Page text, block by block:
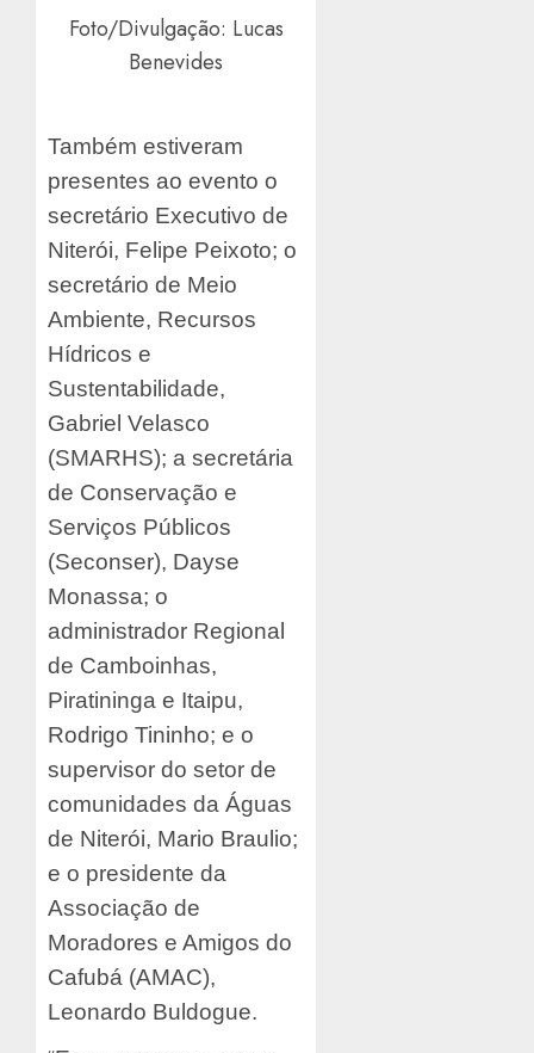
Foto/Divulgação: Lucas
Benevides
Também estiveram
presentes ao evento o
secretário Executivo de
Niterói, Felipe Peixoto; o
secretário de Meio
Ambiente, Recursos
Hídricos e
Sustentabilidade,
Gabriel Velasco
(SMARHS); a secretária
de Conservação e
Serviços Públicos
(Seconser), Dayse
Monassa; o
administrador Regional
de Camboinhas,
Piratininga e Itaipu,
Rodrigo Tininho; e o
supervisor do setor de
comunidades da Águas
de Niterói, Mario Braulio;
e o presidente da
Associação de
Moradores e Amigos do
Cafubá (AMAC),
Leonardo Buldogue.